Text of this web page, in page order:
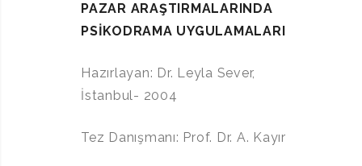
PAZAR ARAŞTIRMALARINDA
PSİKODRAMA UYGULAMALARI
Hazırlayan: Dr. Leyla Sever,
İstanbul- 2004
Tez Danışmanı: Prof. Dr. A. Kayır